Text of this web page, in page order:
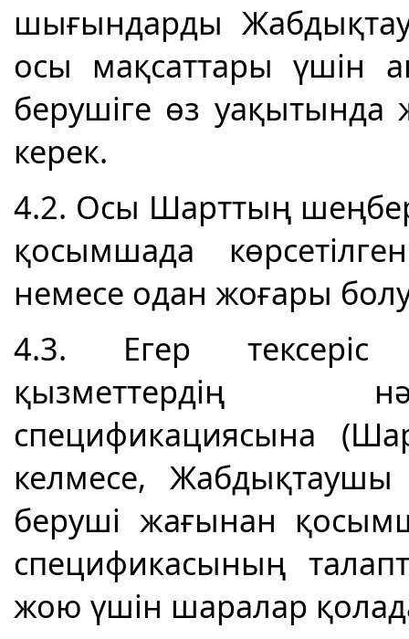
шығындарды
осы мақсаттары үшін
берушіге өз уақытында
керек.
4.2. Осы Шарттың
қосымшада
немесе одан жоғары
4.3. Егер тексеріс
қызметтердің
спецификациясына
келмесе, Жабдықтаушы
беруші жағынан
спецификасының
жою үшін шаралар